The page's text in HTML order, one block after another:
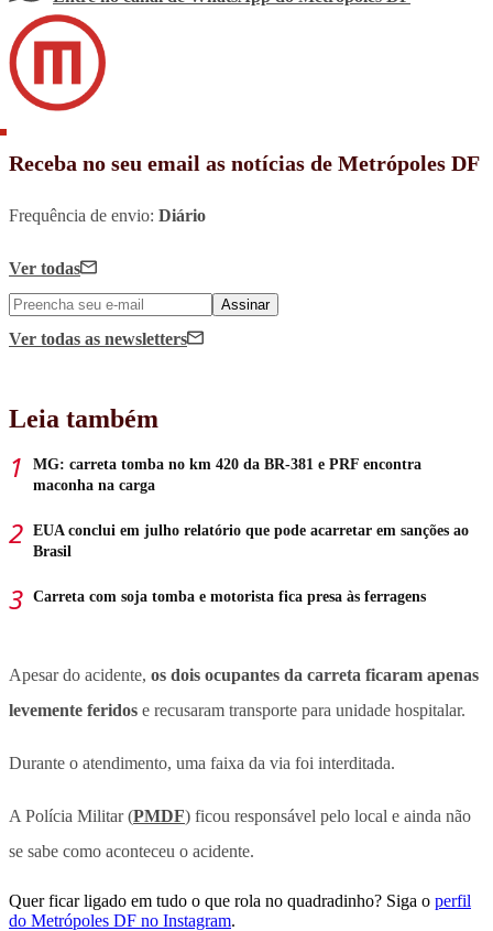
Receba no seu email as notícias de Metrópoles DF
Frequência de envio: Diário
Ver todas
Assinar
Ver todas as newsletters
Leia também
MG: carreta tomba no km 420 da BR-381 e PRF encontra
maconha na carga
EUA conclui em julho relatório que pode acarretar em sanções ao
Brasil
Carreta com soja tomba e motorista fica presa às ferragens
Apesar do acidente, os dois ocupantes da carreta ficaram apenas
levemente feridos e recusaram transporte para unidade hospitalar.
Durante o atendimento, uma faixa da via foi interditada.
A Polícia Militar (PMDF) ficou responsável pelo local e ainda não
se sabe como aconteceu o acidente.
Quer ficar ligado em tudo o que rola no quadradinho? Siga o perfil
do Metrópoles DF no Instagram.